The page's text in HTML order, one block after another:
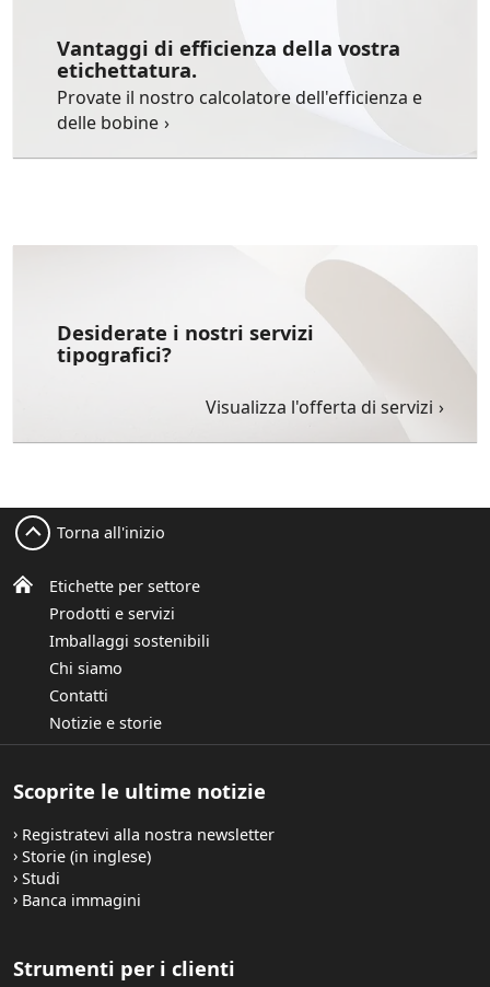
Vantaggi di efficienza della vostra
etichettatura.
Provate il nostro calcolatore dell'efficienza e
delle bobine
Desiderate i nostri servizi
tipografici?
Visualizza l'offerta di servizi
Etichette per settore
Prodotti e servizi
Imballaggi sostenibili
Chi siamo
Contatti
Notizie e storie
Torna all'inizio
Scoprite le ultime notizie
Registratevi alla nostra newsletter
Storie (in inglese)
Studi
Banca immagini
Strumenti per i clienti